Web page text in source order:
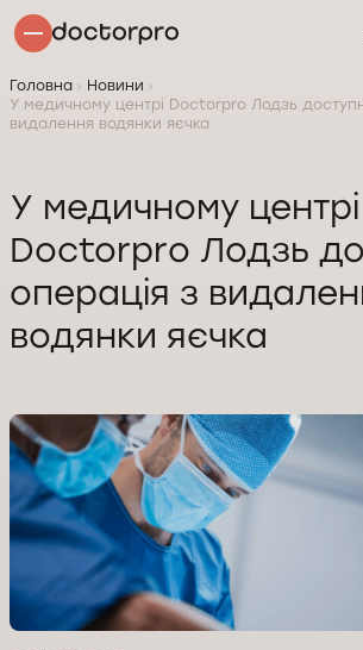
Головна
Новини
У медичному центрі Doctorpro Лодзь
видалення водянки яєчка
У медичному центрі
Doctorpro Лодзь
операція з
водянки яєчка